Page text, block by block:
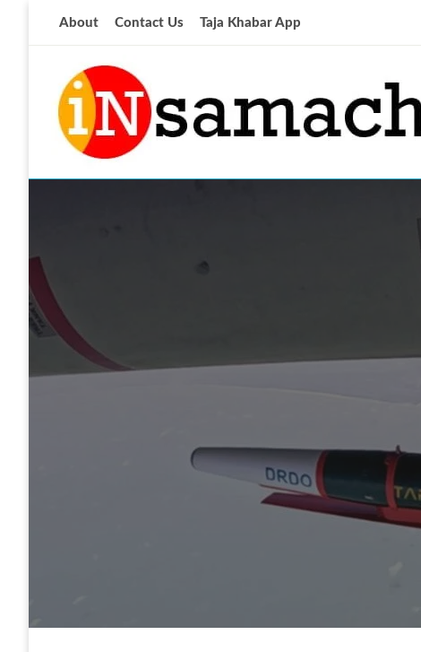
About Contact Us Taja Khabar App
आज की ताजा खबर